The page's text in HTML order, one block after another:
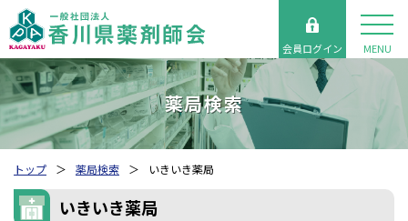
会員ログイン MENU
薬局検索
トップ 薬局検索 いきいき薬局
いきいき薬局